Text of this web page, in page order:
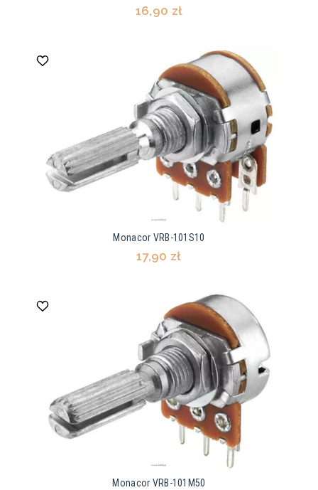
16,90 zł
Monacor VRB-101S10
17,90 zł
Monacor VRB-101M50